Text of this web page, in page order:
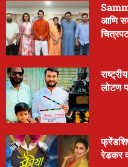
आणि
लोटण
रेडकर